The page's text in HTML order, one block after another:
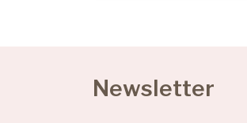
Newsletter